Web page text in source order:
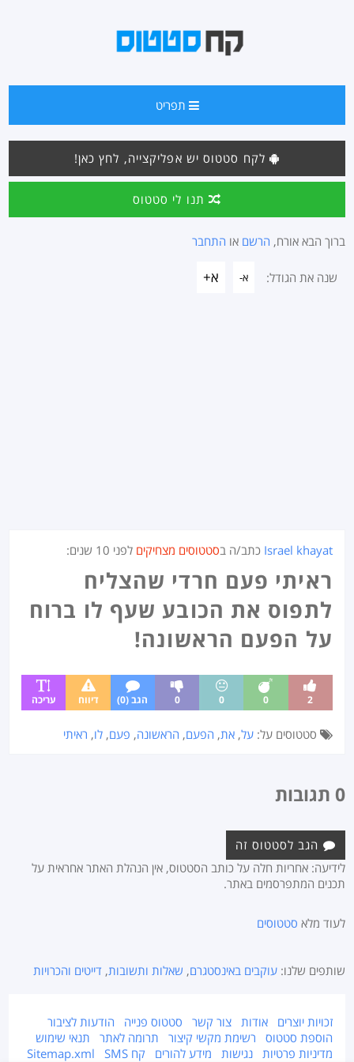
תפריט
לקח סטטוס יש אפליקצייה, לחץ כאן!
תנו לי סטטוס
ברוך הבא אורח, הרשם או התחבר
שנה את הגודל: א- א+
Israel khayat כתב/ה בסטטוסים מצחיקים לפני 10 שנים :
ראיתי פעם חרדי שהצליח
לתפוס את הכובע שעף לו ברוח
על הפעם הראשונה!
2
0
0
0 הגב (0) דיווח עריכה
סטטוסים על:על,את, הפעם, הראשונה, פעם,לו, ראיתי
0 תגובות
הגב לסטטוס זה
לידיעה: אחריות חלה על כותב הסטטוס, אין הנהלת האתר אחראית על
תכנים המתפרסמים באתר.
לעוד מלא סטטוסים
שותפים שלנו:עוקבים באינסטגרם, שאלות ותשובות, דייטים והכרויות
זכויות יוצרים אודות צור קשר סטטוס פנייה
הודעות לציבור
הוספת סטטוס
רשימת מקשי קיצור תרומה לאתר
תנאי שימוש
מדיניות פרטיות
נגישות מידע להורים קח SMS Sitemap.xml